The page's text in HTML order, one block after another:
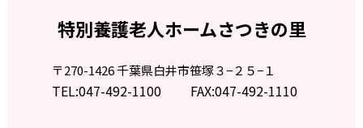
特別養護老人ホームさつきの里
〒270-1426 千葉県白井市笹塚３−２５−１
TEL:047-492-1100 FAX:047-492-1110